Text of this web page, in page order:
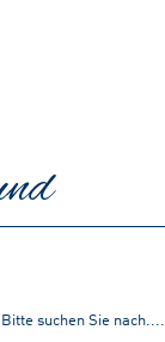
suchen Sie nach....